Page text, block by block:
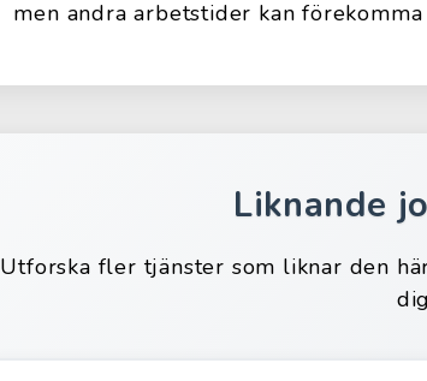
men andra arbetstider kan
Liknande
Utforska fler tjänster som liknar den